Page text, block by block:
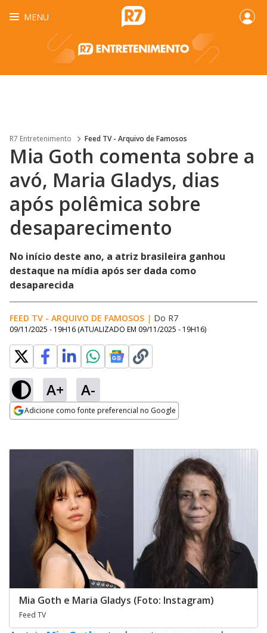
MENU
R7 Entretenimento Feed TV - Arquivo de Famosos
Mia Goth comenta sobre a
avó, Maria Gladys, dias
após polêmica sobre
desaparecimento
No início deste ano, a atriz brasileira ganhou
destaque na mídia após ser dada como
desaparecida
FEED TV - ARQUIVO DE FAMOSOS | Do R7
09/11/2025 - 19H16 (ATUALIZADO EM 09/11/2025 - 19H16)
A+ A-
Adicione como fonte preferencial no Google
Mia Goth e Maria Gladys (Foto: Instagram)
Feed TV